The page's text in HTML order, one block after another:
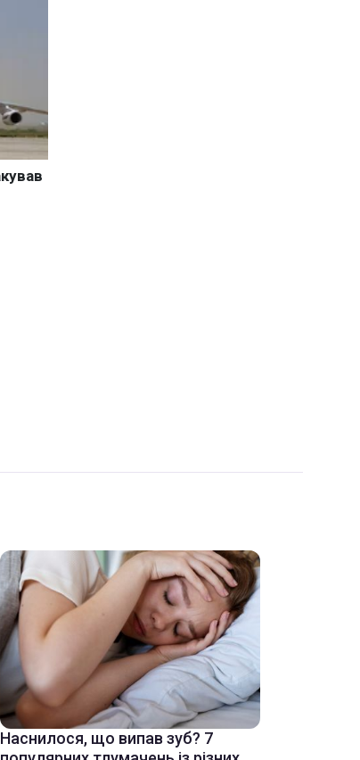
Наснилося, що випав зуб? 7